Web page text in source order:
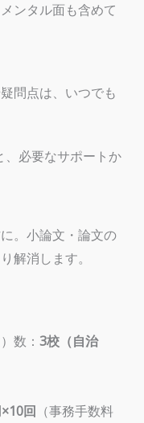
ンタル面も含めて
問点は、いつでも
、必要なサポートか
。小論文・論文の
解消します。
数： 3校（自治
回 （事務手数料